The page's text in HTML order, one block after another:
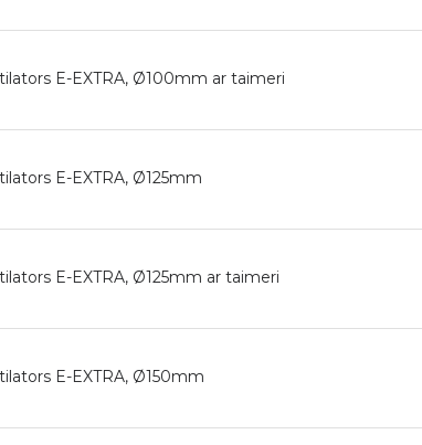
E-EXTRA, Ø100mm ar taimeri
E-EXTRA, Ø125mm
E-EXTRA, Ø125mm ar taimeri
E-EXTRA, Ø150mm